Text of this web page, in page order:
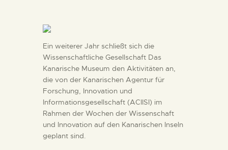
DEUTSCH
Ein weiterer Jahr schließt sich die
Wissenschaftliche Gesellschaft Das
Kanarische Museum den Aktivitäten an,
die von der Kanarischen Agentur für
Forschung, Innovation und
Informationsgesellschaft (ACIISI) im
Rahmen der Wochen der Wissenschaft
und Innovation auf den Kanarischen Inseln
geplant sind.